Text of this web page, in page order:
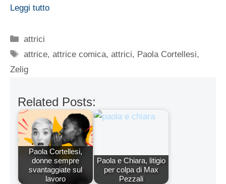
Leggi tutto
Categorie
attrici
Tag
attrice,attrice comica,attrici, Paola Cortellesi,
Zelig
Related Posts:
Paola Cortellesi,
donne sempre
svantaggiate sul
lavoro
Paola e Chiara, litigio
per colpa di Max
Pezzali